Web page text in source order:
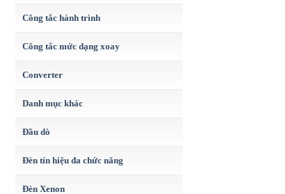
Công tắc hành trình
Công tắc mức dạng xoay
Converter
Danh mục khác
Đầu dò
Đèn tín hiệu đa chức năng
Đèn Xenon